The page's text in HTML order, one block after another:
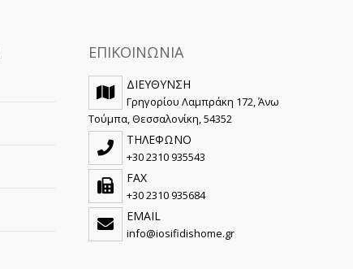
ΕΠΙΚΟΙΝΩΝΙΑ
ΔΙΕΥΘΥΝΣΗ
Γρηγορίου Λαμπράκη 172, Άνω
Τούμπα, Θεσσαλονίκη, 54352
ΤΗΛΕΦΩΝΟ
+30 2310 935543
FAX
+30 2310 935684
EMAIL
info@iosifidishome.gr